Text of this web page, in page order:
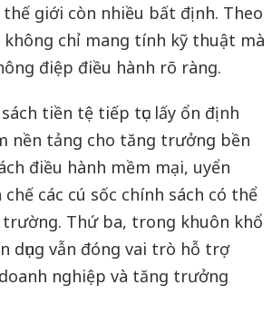
giới còn nhiều bất định. Theo
không chỉ mang tính kỹ thuật mà
điệp điều hành rõ ràng.
tiền tệ tiếp tục lấy ổn định
nền tảng cho tăng trưởng bền
điều hành mềm mại, uyển
các cú sốc chính sách có thể
Thứ ba, trong khuôn khổ
dụng vẫn đóng vai trò hỗ trợ
nghiệp và tăng trưởng